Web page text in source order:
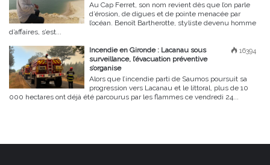
Au Cap Ferret, son nom revient dès que l’on parle
d’érosion, de digues et de pointe menacée par
l’océan. Benoît Bartherotte, styliste devenu homme
d’affaires, s’est...
16394
Incendie en Gironde : Lacanau sous
surveillance, l’évacuation préventive
s’organise
Alors que l’incendie parti de Saumos poursuit sa
progression vers Lacanau et le littoral, plus de 10
000 hectares ont déjà été parcourus par les flammes ce vendredi 24...